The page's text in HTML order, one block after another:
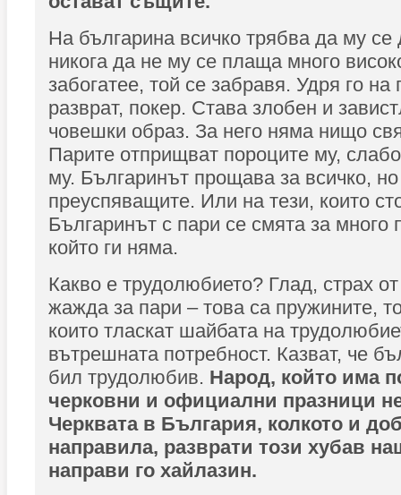
На българина всичко трябва да му
никога да не му се плаща много
забогатее, той се забравя. Удря го на
разврат, покер. Става злобен и
човешки образ. За него няма нищо
Парите отприщват пороците му,
му. Българинът прощава за всичко,
преуспяващите. Или на тези, които
Българинът с пари се смята за много
който ги няма.
Какво е трудолюбието? Глад, страх
жажда за пари – това са пружините,
които тласкат шайбата на
вътрешната потребност. Казват, че
бил трудолюбив. Народ, който има
черковни и официални празници
Черквата в България, колкото и
направила, разврати този хубав
направи го хайлазин.